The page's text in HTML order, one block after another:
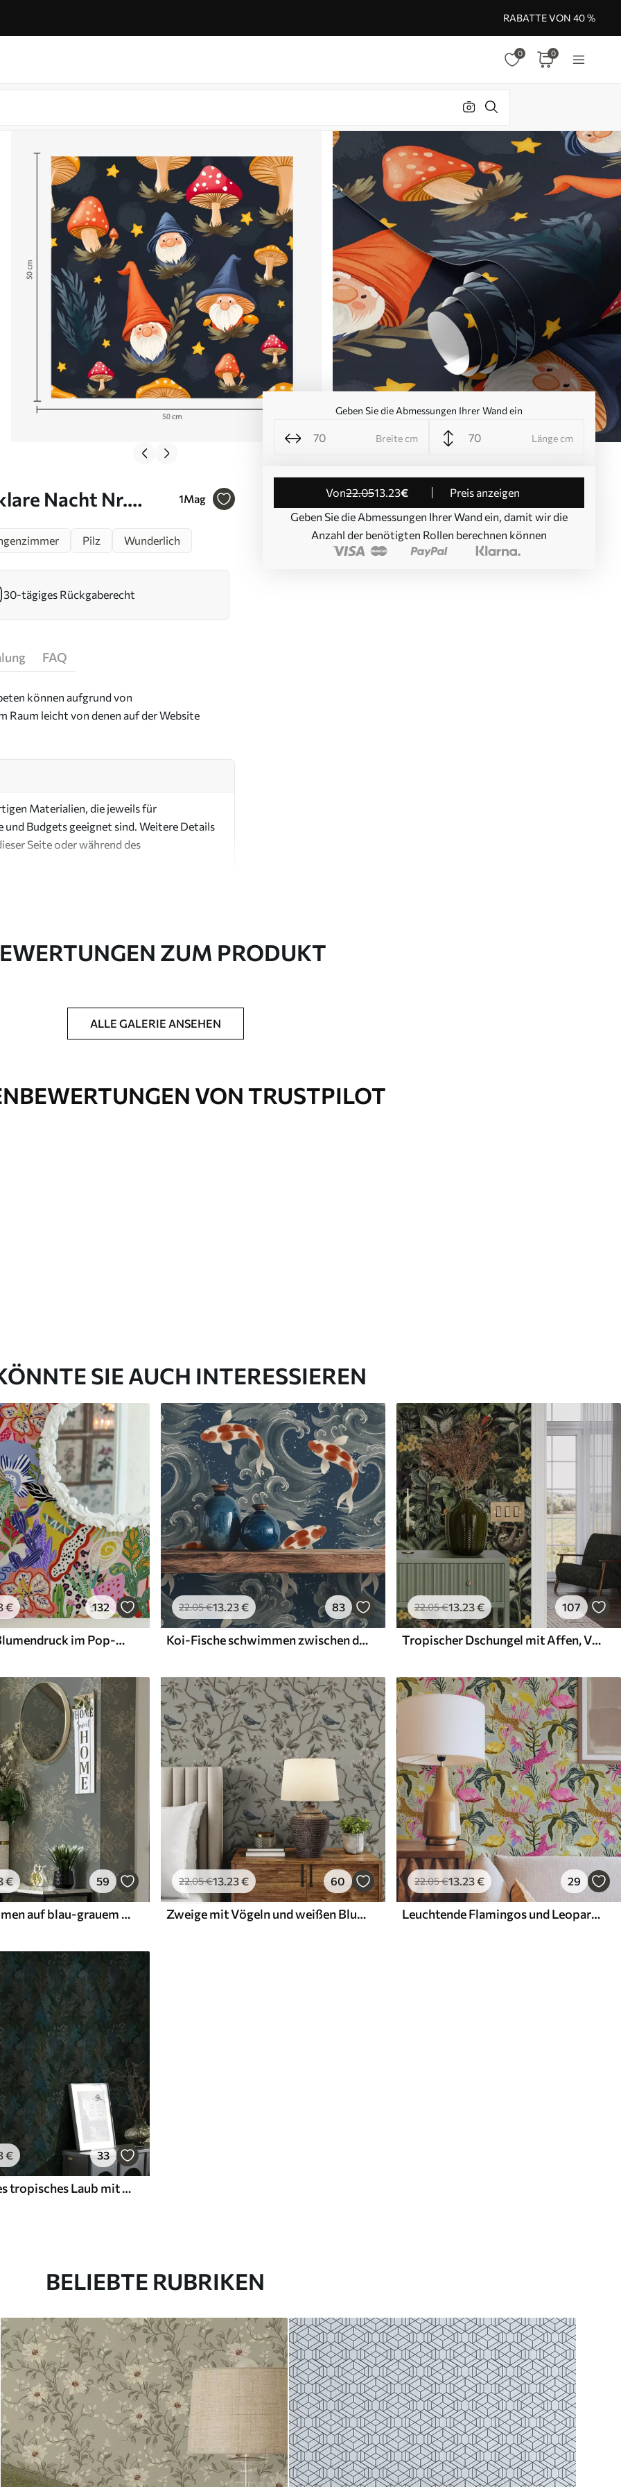
RABATTE VON 40 %
0 0
Nacht Nr. 1Mag
Geben Sie die Abmessungen Ihrer Wand ein
Breite cm Länge cm
von22.0513.23€
Preis anzeigen
Geben Sie die Abmessungen Ihrer Wand ein, damit wir die
Anzahl der benötigten Rollen berechnen können
Pilz Wunderlich
30-tägiges Rückgaberecht
FAQ
können aufgrund von
leicht von denen auf der Website
Materialien, die jeweils für
Budgets geeignet sind. Weitere Details
Seite oder während des
und/oder Tapetenkleber.
ZUM PRODUKT
ALLE GALERIE ANSEHEN
VON TRUSTPILOT
SIE AUCH INTERESSIEREN
€ 132
Abstrakter Blumendruck im Pop-Art-Stil
22.05€13.23€ 83
Koi-Fische schwimmen zwischen dramatischen Meereswellen
22.05€13.23€ 107
Tropischer Dschungel mit Affen, Vögeln und dichtem Blattwerk
€ 59
Konturenblumen auf blau-grauem Hintergrund, elegantes botanisches Muster
22.05€13.23€ 60
Zweige mit Vögeln und weißen Blumen auf einem zarten Hintergrund
22.05€13.23€ 29
Leuchtende Flamingos und Leoparden zwischen tropischen Pflanzen
€ 33
Dunkelgrünes tropisches Laub mit blauen Akzenten
BELIEBTE RUBRIKEN